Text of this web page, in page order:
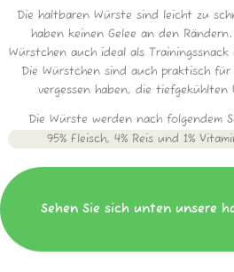
Die haltbaren Würste sind leicht zu
haben keinen Gelee an den
Würstchen auch ideal als
Die Würstchen sind auch praktisch
vergessen haben, die
Die Würste werden nach folgendem
95% Fleisch, 4% Reis und 1%
Sehen Sie sich unten unsere